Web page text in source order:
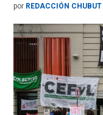
por REDACCIÓN CHUBUT